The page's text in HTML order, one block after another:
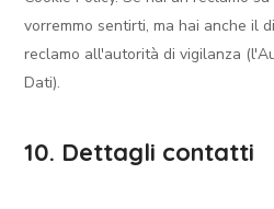
vorremmo sentirti, ma hai anche il
reclamo all'autorità di vigilanza
Dati).
10. Dettagli contatti